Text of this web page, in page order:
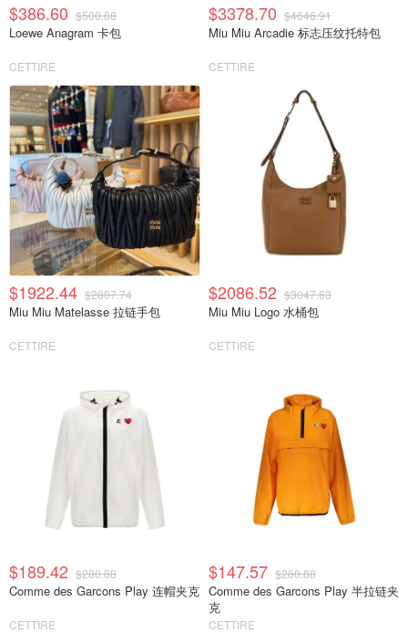
$386.60 $500.88
Loewe Anagram 卡包
CETTIRE
$3378.70 $4646.91
Miu Miu Arcadie 标志压纹托特包
CETTIRE
$1922.44 $2807.74
Miu Miu Matelasse 拉链手包
CETTIRE
$2086.52 $3047.63
Miu Miu Logo 水桶包
CETTIRE
$189.42 $280.88
Comme des Garcons Play 连帽夹克
CETTIRE
$147.57 $280.88
Comme des Garcons Play 半拉链夹
克
CETTIRE